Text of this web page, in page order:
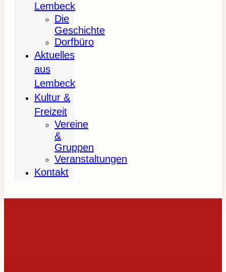
Lembeck
Die
Geschichte
Dorfbüro
Aktuelles
aus
Lembeck
Kultur &
Freizeit
Vereine
&
Gruppen
Veranstaltungen
Kontakt